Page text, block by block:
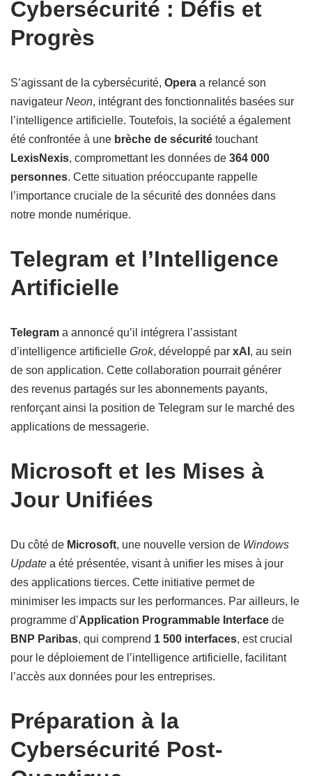
Cybersécurité : Défis et
Progrès
S’agissant de la cybersécurité, Opera a relancé son
navigateur Neon, intégrant des fonctionnalités basées sur
l’intelligence artificielle. Toutefois, la société a également
été confrontée à une brèche de sécurité touchant
LexisNexis, compromettant les données de 364 000
personnes. Cette situation préoccupante rappelle
l’importance cruciale de la sécurité des données dans
notre monde numérique.
Telegram et l’Intelligence
Artificielle
Telegram a annoncé qu’il intégrera l’assistant
d’intelligence artificielle Grok, développé par xAI , au sein
de son application. Cette collaboration pourrait générer
des revenus partagés sur les abonnements payants,
renforçant ainsi la position de Telegram sur le marché des
applications de messagerie.
Microsoft et les Mises à
Jour Unifiées
Du côté de Microsoft, une nouvelle version de Windows
Update a été présentée, visant à unifier les mises à jour
des applications tierces. Cette initiative permet de
minimiser les impacts sur les performances. Par ailleurs, le
programme d’Application Programmable Interface de
BNP Paribas, qui comprend 1 500 interfaces, est crucial
pour le déploiement de l’intelligence artificielle, facilitant
l’accès aux données pour les entreprises.
Préparation à la
Cybersécurité Post-